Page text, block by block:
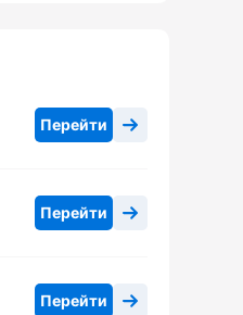
Перейти
Перейти
Перейти